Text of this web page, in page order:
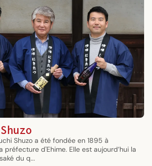
Shuzo a été fondée en 1895 à
préfecture d'Ehime. Elle est aujourd’hui la
du q...